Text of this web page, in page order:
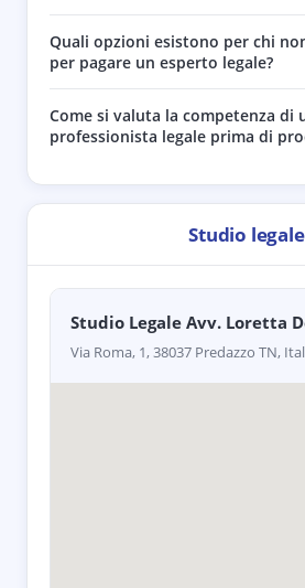
Quali opzioni esistono per chi
per pagare un esperto legale?
Come si valuta la competenza di
professionista legale prima di
Studio legale
Studio Legale Avv. Loretta
Via Roma, 1, 38037 Predazzo TN,